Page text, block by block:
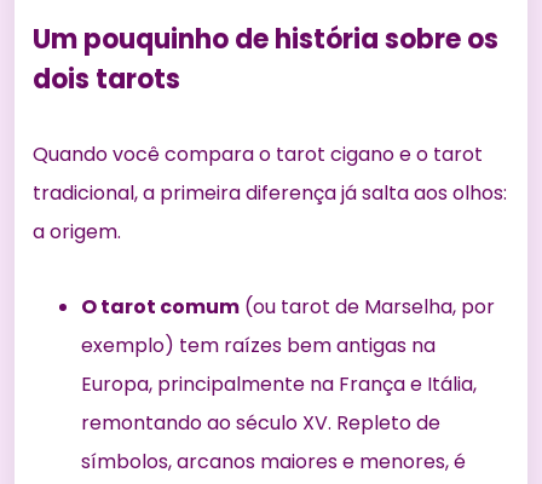
Um pouquinho de história sobre os
dois tarots
Quando você compara o tarot cigano e o tarot
tradicional, a primeira diferença já salta aos olhos:
a origem.
O tarot comum (ou tarot de Marselha, por
exemplo) tem raízes bem antigas na
Europa, principalmente na França e Itália,
remontando ao século XV. Repleto de
símbolos, arcanos maiores e menores, é